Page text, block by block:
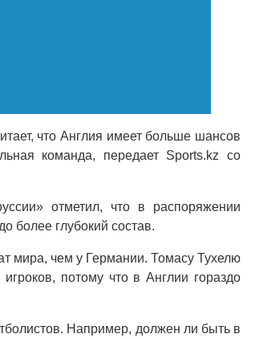
что Англия имеет больше шансов
команда, передает Sports.kz со
отметил, что в распоряжении
более глубокий состав.
мира, чем у Германии. Томасу Тухелю
потому что в Англии гораздо
Например, должен ли быть в